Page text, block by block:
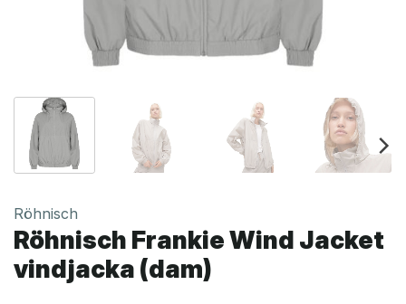
Röhnisch
Röhnisch Frankie Wind Jacket
vindjacka (dam)